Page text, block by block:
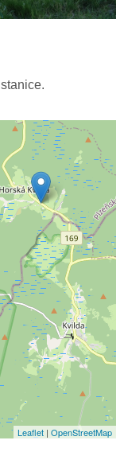
Leaflet | OpenStreetMap